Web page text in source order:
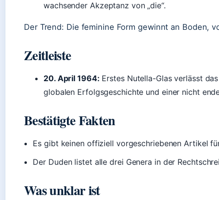
wachsender Akzeptanz von „die“.
Der Trend: Die feminine Form gewinnt an Boden,
Zeitleiste
20. April 1964: Erstes Nutella-Glas verlässt
globalen Erfolgsgeschichte und einer nicht
Bestätigte Fakten
Es gibt keinen offiziell vorgeschriebenen Artikel
Der Duden listet alle drei Genera in der
Was unklar ist